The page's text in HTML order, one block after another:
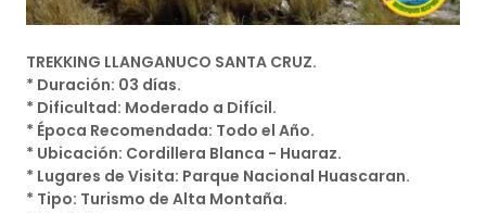
TREKKING LLANGANUCO SANTA CRUZ.
* Duración: 03 días.
* Dificultad: Moderado a Difícil.
* Época Recomendada: Todo el Año.
* Ubicación: Cordillera Blanca - Huaraz.
* Lugares de Visita: Parque Nacional Huascaran.
* Tipo: Turismo de Alta Montaña.